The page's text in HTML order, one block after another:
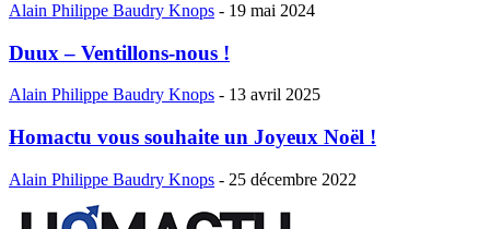
Alain Philippe Baudry Knops - 19 mai 2024
Duux – Ventillons-nous !
Alain Philippe Baudry Knops - 13 avril 2025
Homactu vous souhaite un Joyeux Noël !
Alain Philippe Baudry Knops - 25 décembre 2022